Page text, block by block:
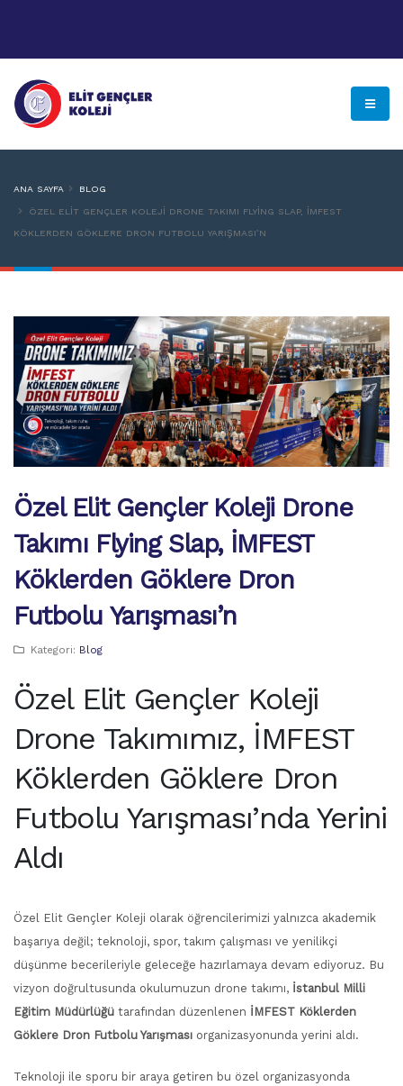
ANA SAYFA
BLOG
ÖZEL ELIT GENÇLER KOLEJI DRONE TAKIMI FLYING SLAP, İMFEST
KÖKLERDEN GÖKLERE DRON FUTBOLU YARIŞMASI’N
Özel Elit Gençler Koleji Drone
Takımı Flying Slap, İMFEST
Köklerden Göklere Dron
Futbolu Yarışması’n
Kategori: Blog
Özel Elit Gençler Koleji
Drone Takımımız, İMFEST
Köklerden Göklere Dron
Futbolu Yarışması’nda Yerini
Aldı
Özel Elit Gençler Koleji olarak öğrencilerimizi yalnızca akademik
başarıya değil; teknoloji, spor, takım çalışması ve yenilikçi
düşünme becerileriyle geleceğe hazırlamaya devam ediyoruz. Bu
vizyon doğrultusunda okulumuzun drone takımı, İstanbul Milli
Eğitim Müdürlüğü tarafından düzenlenen İMFEST Köklerden
Göklere Dron Futbolu Yarışması organizasyonunda yerini aldı.
Teknoloji ile sporu bir araya getiren bu özel organizasyonda